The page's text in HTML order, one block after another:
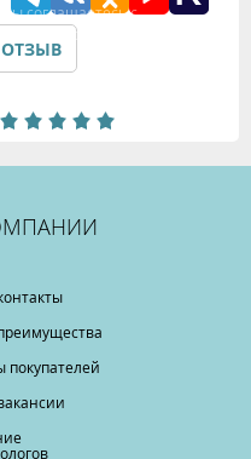
соглашаетесь с
данных
покупателей